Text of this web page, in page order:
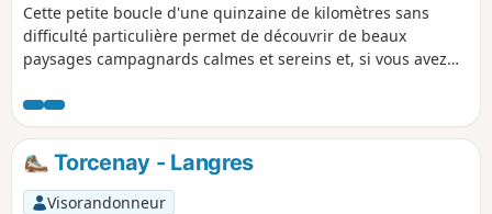
Cette petite boucle d'une quinzaine de kilomètres sans
difficulté particulière permet de découvrir de beaux
paysages campagnards calmes et sereins et, si vous avez
chevreuils dans les sous-bois.
Torcenay - Langres
Visorandonneur